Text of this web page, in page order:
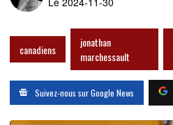
canadiens
jonathan
marchessault
Suivez-nous sur Google News